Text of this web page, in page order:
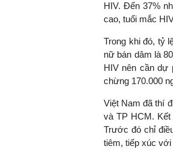
HIV. Đến 37%
cao, tuổi mắc
Trong khi đó, tỷ
nữ bán dâm là
HIV nên cần dự
chừng 170.000
Việt Nam đã thí
và TP HCM.
Trước đó chỉ
tiêm, tiếp xúc